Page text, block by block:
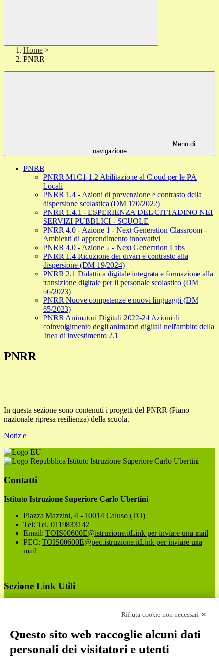
Home >
PNRR
Menu di
navigazione
PNRR
PNRR M1C1-1.2 Abilitazione al Cloud per le PA
Locali
PNRR 1.4 - Azioni di prevenzione e contrasto della
dispersione scolastica (DM 170/2022)
PNRR 1.4.1 - ESPERIENZA DEL CITTADINO NEI
SERVIZI PUBBLICI - SCUOLE
PNRR 4.0 - Azione 1 - Next Generation Classroom -
Ambienti di apprendimento innovativi
PNRR 4.0 - Azione 2 - Next Generation Labs
PNRR 1.4 Riduzione dei divari e contrasto alla
dispersione (DM 19/2024)
PNRR 2.1 Didattica digitale integrata e formazione alla
transizione digitale per il personale scolastico (DM
66/2023)
PNRR Nuove competenze e nuovi linguaggi (DM
65/2023)
PNRR Animatori Digitali 2022-24 Azioni di
coinvolgimento degli animatori digitali nell'ambito della
linea di investimento 2.1
PNRR
In questa sezione sono contenuti i progetti del PNRR (Piano
nazionale ripresa resilienza) della scuola.
Notizie
Istituto Istruzione Superiore Carlo Ubertini
Contatti
Istituto Istruzione Superiore Carlo Ubertini
Piazza Mazzini, 4 - 10014 Caluso (TO)
Tel: Tel. 0119833142
Email: TOIS00600E@istruzione.itLink per inviare una mail
PEC: TOIS00600E@pec.istruzione.itLink per inviare una
mail
Sezione Link Utili
Ufficio Relazioni con il Pubblico
Dichiarazione di accessibilità
Obiettivi di accessibilità
Rifiuta cookie non necessari ✕
Questo sito web raccoglie alcuni dati
personali dei visitatori e utenti